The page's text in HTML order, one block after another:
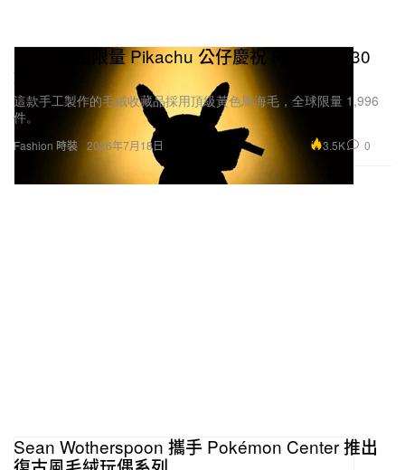
Fashion 時裝
Steiff 推出限量 Pikachu 公仔慶祝 Pokémon 30
週年
這款手工製作的毛絨收藏品採用頂級黃色馬海毛，全球限量 1,996
件。
2026年7月18日 3.5K 0
Sean Wotherspoon 攜手 Pokémon Center 推出